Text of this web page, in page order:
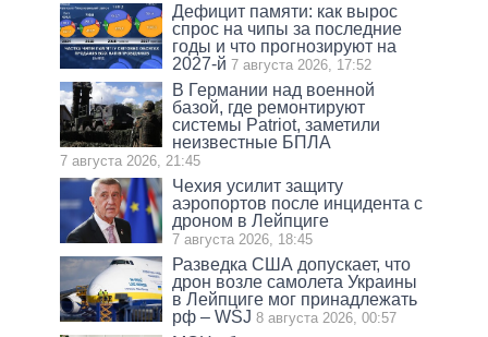
Дефицит памяти: как вырос
спрос на чипы за последние
годы и что прогнозируют на
2027-й 7 августа 2026, 17:52
В Германии над военной
базой, где ремонтируют
системы Patriot, заметили
неизвестные БПЛА
7 августа 2026, 21:45
Чехия усилит защиту
аэропортов после инцидента с
дроном в Лейпциге
7 августа 2026, 18:45
Разведка США допускает, что
дрон возле самолета Украины
в Лейпциге мог принадлежать
рф – WSJ 8 августа 2026, 00:57